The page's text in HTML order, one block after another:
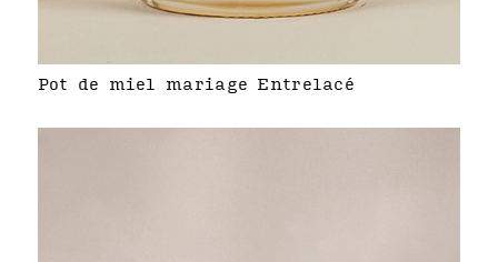
Pot de miel mariage Entrelacé